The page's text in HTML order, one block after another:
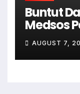
Buntut
Medsos
AUGUST 7,